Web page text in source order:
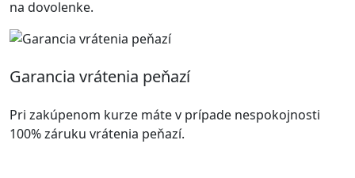
na dovolenke.
Garancia vrátenia peňazí
Pri zakúpenom kurze máte v prípade nespokojnosti
100% záruku vrátenia peňazí.